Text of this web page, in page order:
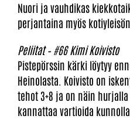
Nuori ja vauhdikas
perjantaina myös kotiyleisön.
Peliitat – #66 Kimi Koivisto
Pistepörssin kärki löytyy
Heinolasta. Koivisto on
tehot 3+8 ja on näin
kannattaa vartioida kunnolla.